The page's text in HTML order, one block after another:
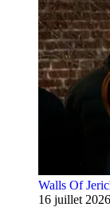
Walls Of
16 juillet 2026